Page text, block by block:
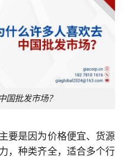
国批发市场？
要是因为价格便宜、货源
，种类齐全，适合多个行